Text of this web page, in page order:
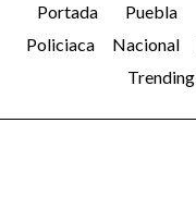
Portada Puebla
Policiaca
Nacional
Trending